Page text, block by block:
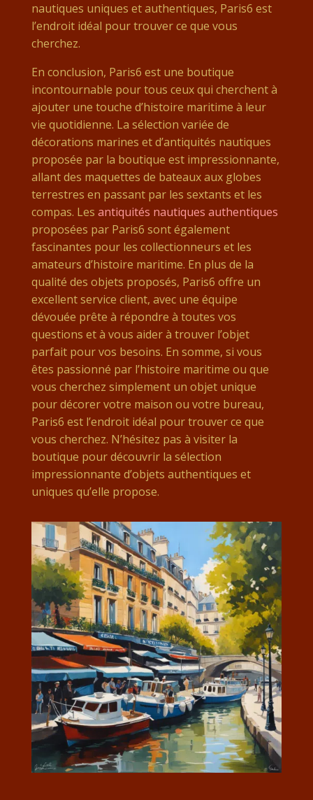
nautiques uniques et authentiques, Paris6 est
l’endroit idéal pour trouver ce que vous
cherchez.
En conclusion, Paris6 est une boutique
incontournable pour tous ceux qui cherchent à
ajouter une touche d’histoire maritime à leur
vie quotidienne. La sélection variée de
décorations marines et d’antiquités nautiques
proposée par la boutique est impressionnante,
allant des maquettes de bateaux aux globes
terrestres en passant par les sextants et les
compas. Les antiquités nautiques authentiques
proposées par Paris6 sont également
fascinantes pour les collectionneurs et les
amateurs d’histoire maritime. En plus de la
qualité des objets proposés, Paris6 offre un
excellent service client, avec une équipe
dévouée prête à répondre à toutes vos
questions et à vous aider à trouver l’objet
parfait pour vos besoins. En somme, si vous
êtes passionné par l’histoire maritime ou que
vous cherchez simplement un objet unique
pour décorer votre maison ou votre bureau,
Paris6 est l’endroit idéal pour trouver ce que
vous cherchez. N’hésitez pas à visiter la
boutique pour découvrir la sélection
impressionnante d’objets authentiques et
uniques qu’elle propose.